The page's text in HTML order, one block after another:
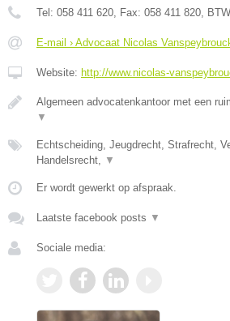
Tel: 058 411 620, Fax: 058 411 820,
E-mail › Advocaat Nicolas
Website: http://www.nicolas-
Algemeen advocatenkantoor met een
▼
Echtscheiding, Jeugdrecht, Strafrecht,
Handelsrecht, ▼
Er wordt gewerkt op afspraak.
Laatste facebook posts ▼
Sociale media: